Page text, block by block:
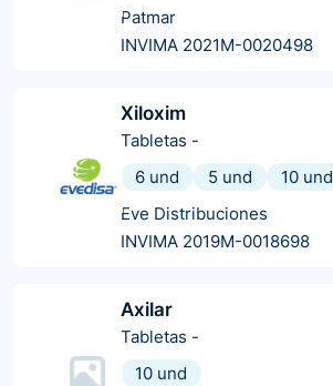
Patmar
INVIMA 2021M-0020498
Xiloxim
Tabletas -
6 und
5 und
10 und
Eve Distribuciones
INVIMA 2019M-0018698
Axilar
Tabletas -
10 und